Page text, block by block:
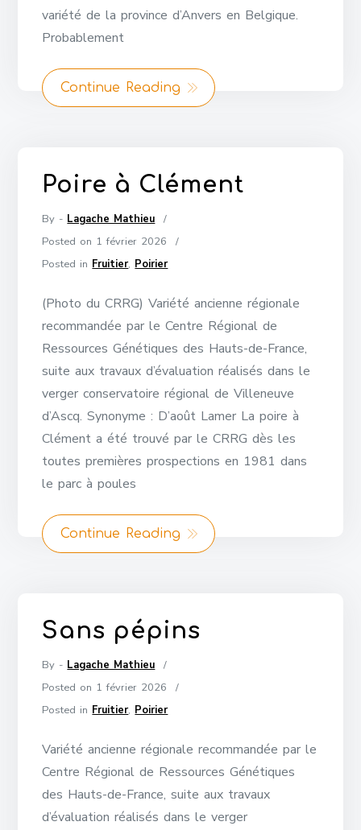
variété de la province d’Anvers en Belgique.
Probablement
Continue Reading
Poire à Clément
By - Lagache Mathieu
Posted on 1 février 2026
Posted in Fruitier, Poirier
(Photo du CRRG) Variété ancienne régionale
recommandée par le Centre Régional de
Ressources Génétiques des Hauts-de-France,
suite aux travaux d’évaluation réalisés dans le
verger conservatoire régional de Villeneuve
d’Ascq. Synonyme : D’août Lamer La poire à
Clément a été trouvé par le CRRG dès les
toutes premières prospections en 1981 dans
le parc à poules
Continue Reading
Sans pépins
By - Lagache Mathieu
Posted on 1 février 2026
Posted in Fruitier, Poirier
Variété ancienne régionale recommandée par le
Centre Régional de Ressources Génétiques
des Hauts-de-France, suite aux travaux
d’évaluation réalisés dans le verger